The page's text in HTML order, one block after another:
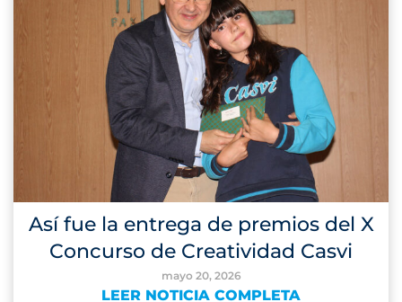
Así fue la entrega de premios del X
Concurso de Creatividad Casvi
mayo 20, 2026
LEER NOTICIA COMPLETA